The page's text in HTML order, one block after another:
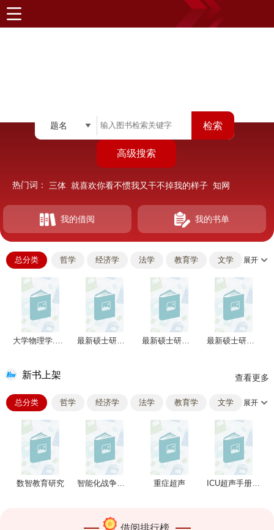
题名
高级搜索
热门词： 三体 就喜欢你看不惯我又干不掉我的样子 知网
数学分析原理
我的借阅 我的书单
热门阅读 查看更多
总分类 哲学 经济学 法学 教育学 文学
历史学 工学 医学 军事学
管理学
展开
大学物理学.第4册 最新硕士研究生入学英语考试强化练习册 最新硕士研究生入学英语考试强化练习册 最新硕士研究生入学英语考试强化练习册
大学英语四级自测试题集
新书上架 查看更多
总分类 哲学 经济学 法学 教育学 文学
历史学 工学 医学 军事学
管理学
展开
数智教育研究 智能化战争政治工作基本问题研究 重症超声 ICU超声手册(翻译版)
借阅排行榜